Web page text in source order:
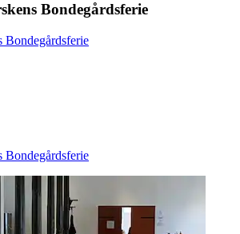
Bondegårdsferie
Bondegårdsferie
Bondegårdsferie